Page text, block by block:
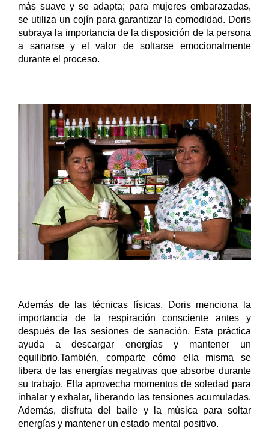
más suave y se adapta; para mujeres embarazadas,
se utiliza un cojín para garantizar la comodidad. Doris
subraya la importancia de la disposición de la persona
a sanarse y el valor de soltarse emocionalmente
durante el proceso.
Además de las técnicas físicas, Doris menciona la
importancia de la respiración consciente antes y
después de las sesiones de sanación. Esta práctica
ayuda a descargar energías y mantener un
equilibrio.También, comparte cómo ella misma se
libera de las energías negativas que absorbe durante
su trabajo. Ella aprovecha momentos de soledad para
inhalar y exhalar, liberando las tensiones acumuladas.
Además, disfruta del baile y la música para soltar
energías y mantener un estado mental positivo.